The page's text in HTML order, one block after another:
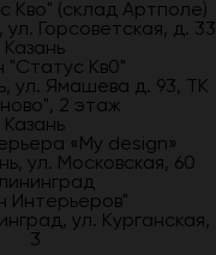
Кво" (склад Артполе)
ул. Горсоветская, д. 33
Казань
"Статус Кв0"
ул. Ямашева д. 93, ТК
2 этаж
Казань
«My design»
ул. Московская, 60
Интерьеров"
ул. Курганская,
3